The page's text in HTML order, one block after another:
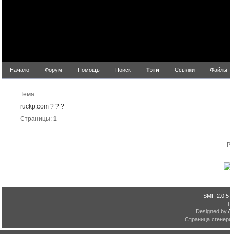
Начало Форум Помощь Поиск Тэги Ссылки Файлы
Тема
ruckp.com ? ? ?
Страницы: 1
SMF 2.0.5
Designed by
Страница